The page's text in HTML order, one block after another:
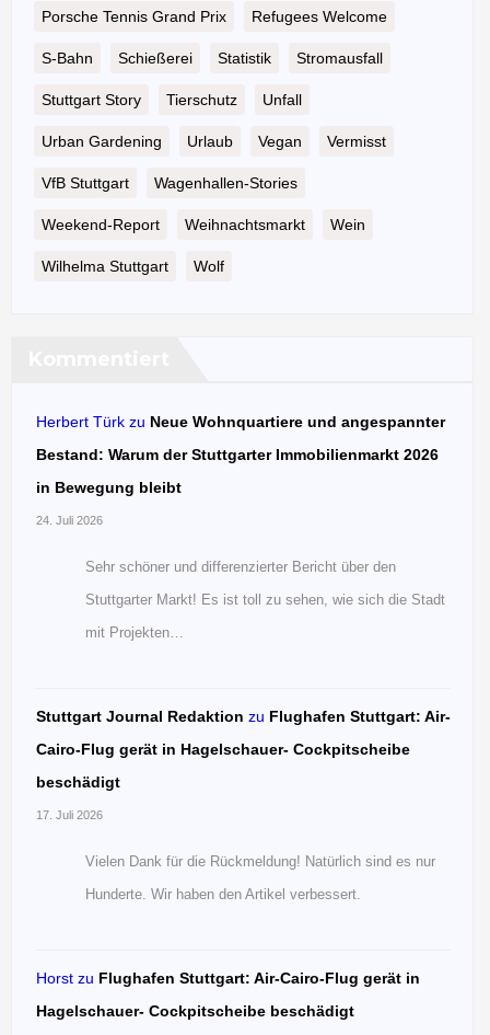
Porsche Tennis Grand Prix Refugees Welcome
S-Bahn Schießerei Statistik Stromausfall
Stuttgart Story Tierschutz Unfall
Urban Gardening Urlaub Vegan Vermisst
VfB Stuttgart Wagenhallen-Stories
Weekend-Report Weihnachtsmarkt Wein
Wilhelma Stuttgart Wolf
Herbert Türk zu Neue Wohnquartiere und angespannter
Bestand: Warum der Stuttgarter Immobilienmarkt 2026
in Bewegung bleibt
24. Juli 2026
Sehr schöner und differenzierter Bericht über den
Stuttgarter Markt! Es ist toll zu sehen, wie sich die Stadt
mit Projekten…
Stuttgart Journal Redaktion zu Flughafen Stuttgart: Air-
Cairo-Flug gerät in Hagelschauer- Cockpitscheibe
beschädigt
17. Juli 2026
Vielen Dank für die Rückmeldung! Natürlich sind es nur
Hunderte. Wir haben den Artikel verbessert.
Horst zu Flughafen Stuttgart: Air-Cairo-Flug gerät in
Hagelschauer- Cockpitscheibe beschädigt